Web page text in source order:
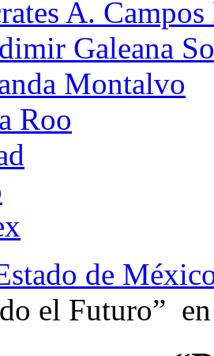
A.
Galeana
Montalvo
Roo
de
el Futuro”